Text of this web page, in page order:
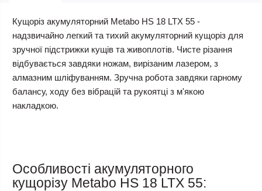
Кущоріз акумуляторний Metabo HS 18 LTX 55 -
надзвичайно легкий та тихий акумуляторний кущоріз для
зручної підстрижки кущів та живоплотів. Чисте різання
відбувається завдяки ножам, вирізаним лазером, з
алмазним шліфуванням. Зручна робота завдяки гарному
балансу, ходу без вібрацій та рукоятці з м'якою
накладкою.
Особливості акумуляторного
кущорізу Metabo HS 18 LTX 55: